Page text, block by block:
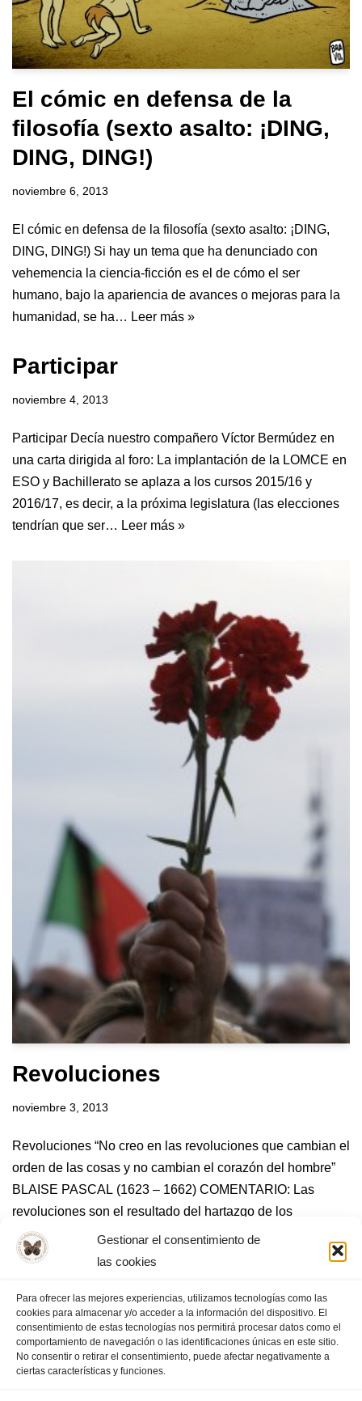
Gestionar el consentimiento de
las cookies
Para ofrecer las mejores experiencias, utilizamos tecnologías como las
cookies para almacenar y/o acceder a la información del dispositivo. El
consentimiento de estas tecnologías nos permitirá procesar datos como el
comportamiento de navegación o las identificaciones únicas en este sitio.
No consentir o retirar el consentimiento, puede afectar negativamente a
ciertas características y funciones.
El cómic en defensa de la
filosofía (sexto asalto: ¡DING,
DING, DING!)
noviembre 6, 2013
El cómic en defensa de la filosofía (sexto asalto: ¡DING,
DING, DING!) Si hay un tema que ha denunciado con
vehemencia la ciencia-ficción es el de cómo el ser
humano, bajo la apariencia de avances o mejoras para la
humanidad, se ha… Leer más »
Participar
noviembre 4, 2013
Participar Decía nuestro compañero Víctor Bermúdez en
una carta dirigida al foro: La implantación de la LOMCE en
ESO y Bachillerato se aplaza a los cursos 2015/16 y
2016/17, es decir, a la próxima legislatura (las elecciones
tendrían que ser… Leer más »
Revoluciones
noviembre 3, 2013
Revoluciones “No creo en las revoluciones que cambian el
orden de las cosas y no cambian el corazón del hombre”
BLAISE PASCAL (1623 – 1662) COMENTARIO: Las
revoluciones son el resultado del hartazgo de los
individuos ante una situación determinada de…
»
« Anterior 1 2 3 4 … 7
Siguiente »